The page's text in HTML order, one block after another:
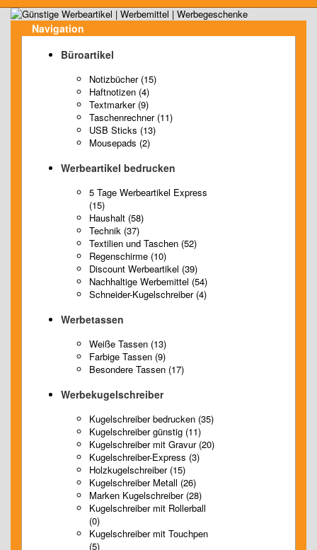
Navigation
Büroartikel
Notizbücher (15)
Haftnotizen (4)
Textmarker (9)
Taschenrechner (11)
USB Sticks (13)
Mousepads (2)
Werbeartikel bedrucken
5 Tage Werbeartikel Express
(15)
Haushalt (58)
Technik (37)
Textilien und Taschen (52)
Regenschirme (10)
Discount Werbeartikel (39)
Nachhaltige Werbemittel (54)
Schneider-Kugelschreiber (4)
Werbetassen
Weiße Tassen (13)
Farbige Tassen (9)
Besondere Tassen (17)
Werbekugelschreiber
Kugelschreiber bedrucken (35)
Kugelschreiber günstig (11)
Kugelschreiber mit Gravur (20)
Kugelschreiber-Express (3)
Holzkugelschreiber (15)
Kugelschreiber Metall (26)
Marken Kugelschreiber (28)
Kugelschreiber mit Rollerball
(0)
Kugelschreiber mit Touchpen
(5)